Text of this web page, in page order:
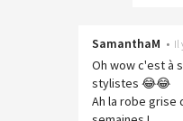
SamanthaM • Il
Oh wow c'est à
stylistes 😂😂
Ah la robe grise